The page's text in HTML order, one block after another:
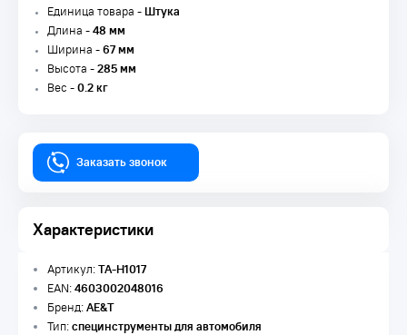
Единица товара -Штука
Длина -48 мм
Ширина -67 мм
Высота -285 мм
Вес -0.2 кг
Заказать звонок
Характеристики
Артикул:TA-H1017
EAN:4603002048016
Бренд:AE&T
Тип:специнструменты для автомобиля